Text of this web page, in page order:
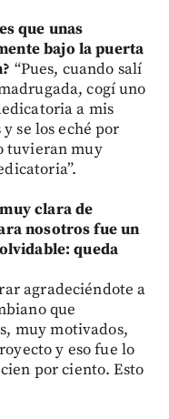
que unas
bajo la puerta
“Pues, cuando salí
cogí uno
a mis
se los eché por
tuvieran muy
clara de
nosotros fue un
queda
agradeciéndote a
que
muy motivados,
y eso fue lo
por ciento. Esto